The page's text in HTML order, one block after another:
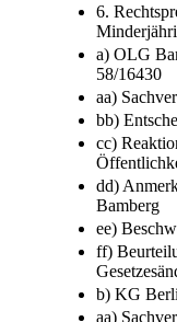
6.
a) OLG
58/16430
aa)
bb)
cc)
dd)
Bamberg
ee)
ff)
b) KG
aa)